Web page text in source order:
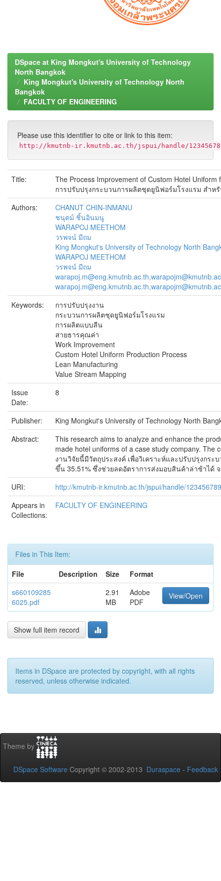
DSpace at King Mongkut's University of Technology
North Bangkok
King Mongkut's University of Technology North
Bangkok
FACULTY OF ENGINEERING
Please use this identifier to cite or link to this item:
http://kmutnb-ir.kmutnb.ac.th/jspui/handle/
Title:
The Process Improvement of Custom Hotel
การปรับปรุงกระบวนการผลิตชุดยูนิฟอร์มโรงแรม สำห
Authors:
CHANUT CHIN-INMANU
ชนุตม์ ชิ้นอินมนู
WARAPOJ MEETHOM
วรพจน์ มีถม
King Mongkut's University of Technology North
WARAPOJ MEETHOM
วรพจน์ มีถม
Keywords:
การปรับปรุงงาน
กระบวนการผลิตชุดยูนิฟอร์มโรงแรม
การผลิตแบบลีน
สายธารคุณค่า
Work Improvement
Custom Hotel Uniform Production Process
Lean Manufacturing
Value Stream Mapping
Issue
Date:
8
Publisher:
King Mongkut's University of Technology North
Abstract:
This research aims to analyze and enhance the
made hotel uniforms of a case study company. The
งานวิจัยนี้มีวัตถุประสงค์ เพื่อวิเคราะห์และปรับปรุงกร
ขึ้น 35.51% ซึ่งช่วยลดอัตราการส่งมอบสินค้าล่าช้าได้
URI:
http://kmutnb-ir.kmutnb.ac.th/jspui/handle/
Appears in
Collections:
FACULTY OF ENGINEERING
Files in This Item:
File
Description Size
Format
s660109285
6025.pdf
2.91
MB
Adobe
PDF
View/Open
Show full item record
Items in DSpace are protected by copyright, with all rights
reserved, unless otherwise indicated.
Theme by
DSpace Software Copyright © 2002-2013 Duraspace - Feedback